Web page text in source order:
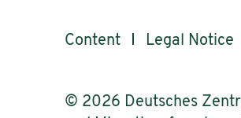
Content Legal Notice
© 2026 Deutsches